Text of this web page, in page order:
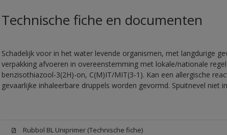
Technische fiche en documenten
Schadelijk voor in het water levende organismen, met langdurige
verpakking afvoeren in overeenstemming met lokale/nationale
benzisothiazool-3(2H)-on, C(M)IT/MIT(3-1). Kan een allergische
gevaarlijke inhaleerbare druppels worden gevormd. Spuitnevel niet
Rubbol BL Uniprimer (Technische fiche)